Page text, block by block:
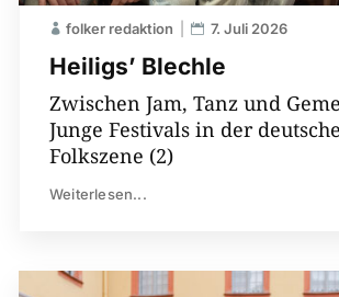
Heiligs’ Blechle
folker redaktion 7. Juli 2026
Zwischen Jam, Tanz und
Junge Festivals in der
Folkszene (2)
Weiterlesen...